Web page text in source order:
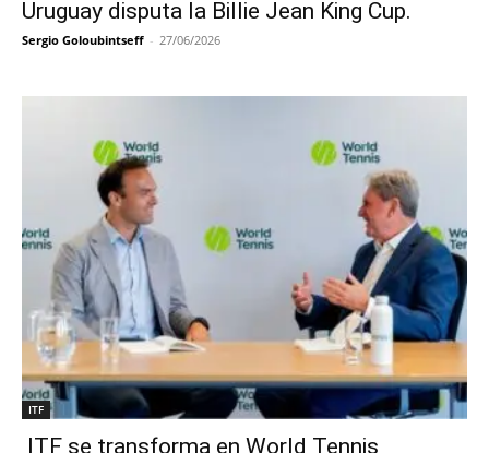
Uruguay disputa la Billie Jean King Cup.
Sergio Goloubintseff - 27/06/2026
ITF
ITF se transforma en World Tennis